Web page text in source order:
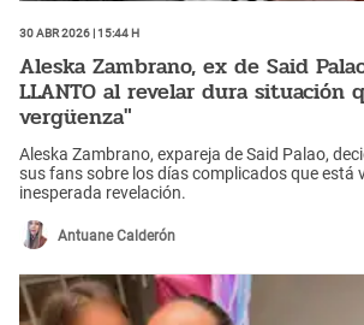
30 Abr 2026 | 15:44 h
Aleska Zambrano, ex de Said
LLANTO al revelar dura situación
vergüenza"
Aleska Zambrano, expareja de Said Palao,
sus fans sobre los días complicados que está
inesperada revelación.
Antuane Calderón